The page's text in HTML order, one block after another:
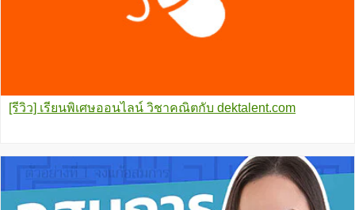
[รีวิว] เรียนพิเศษออนไลน์ วิชาคณิตกับ dektalent.com